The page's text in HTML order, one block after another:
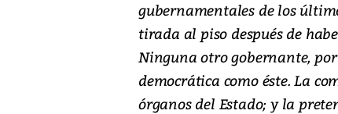
gubernamentales de los
tirada al piso después de
Ninguna otro gobernante,
democrática como éste. La
órganos del Estado; y la